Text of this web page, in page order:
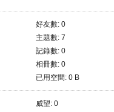
好友數: 0
主題數: 7
記錄數: 0
相冊數: 0
已用空間: 0 B
威望: 0